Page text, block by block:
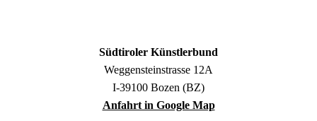
Südtiroler Künstlerbund
Weggensteinstrasse 12A
I-39100 Bozen (BZ)
Anfahrt in Google Map